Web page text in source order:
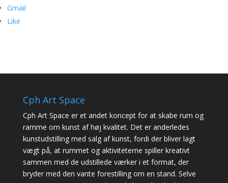
Gmail
Like
Cph Art Space
Cph Art Space er et andet koncept for at skabe rum og
ramme om kunst af høj kvalitet. Det er anderledes
kunstudstilling med salg af kunst, fordi der bliver lagt
vægt på, at rummet og aktiviteterne spiller kreativt
sammen med de udstillede værker i et format, der
bryder med den vante forestilling om en stand. Selve